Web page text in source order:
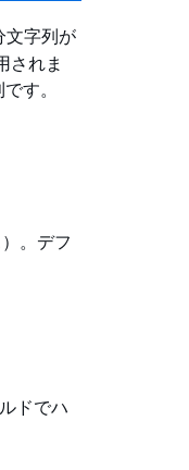
文字列が
されま
す。
。デフ
ドでハ